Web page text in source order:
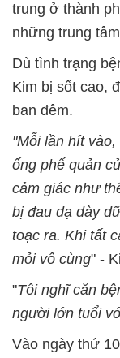
trung ở thành
những trung
Dù tình trạng
Kim bị sốt cao,
ban đêm.
"Mỗi lần hít
ống phế quản
cảm giác như
bị đau dạ dày
toạc ra. Khi tất
mỏi vô cùng" -
"Tôi nghĩ căn
người lớn tuổi
Vào ngày thứ